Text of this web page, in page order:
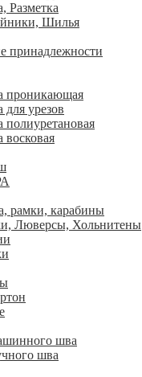
Разметка
Шилья
принадлежности
проникающая
для урезов
полиуретановая
восковая
рамки, карабины
Люверсы, Хольнитены
шва
шва